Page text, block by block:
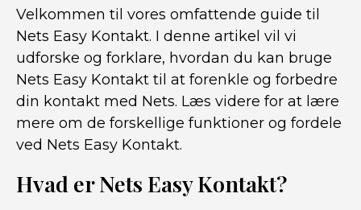
Velkommen til vores omfattende guide til
Nets Easy Kontakt. I denne artikel vil vi
udforske og forklare, hvordan du kan bruge
Nets Easy Kontakt til at forenkle og forbedre
din kontakt med Nets. Læs videre for at lære
mere om de forskellige funktioner og fordele
ved Nets Easy Kontakt.
Hvad er Nets Easy Kontakt?